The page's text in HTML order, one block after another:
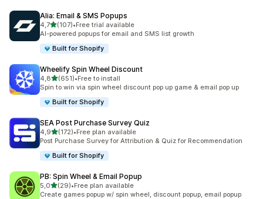
Alia: Email & SMS Popups
4,7z 5 hvězd
(107)
Celkový počet recenzí: 107
•Free trial available
AI-powered popups for email and SMS list growth
Built for Shopify
Wheelify Spin Wheel Discount
4,8z 5 hvězd
(651)
Celkový počet recenzí: 651
•Free to install
Spin to win via spin wheel discount pop up game & email pop up
Built for Shopify
SEA Post Purchase Survey Quiz
4,9z 5 hvězd
(172)
Celkový počet recenzí: 172
•Free plan available
Post Purchase Survey for Attribution & Quiz for Recommendation
Built for Shopify
PB: Spin Wheel & Email Popup
5,0z 5 hvězd
(29)
Celkový počet recenzí: 29
•Free plan available
Create games popup w/ spin wheel, discount popup, email popup